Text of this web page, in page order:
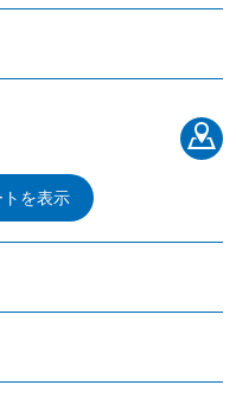
を表示